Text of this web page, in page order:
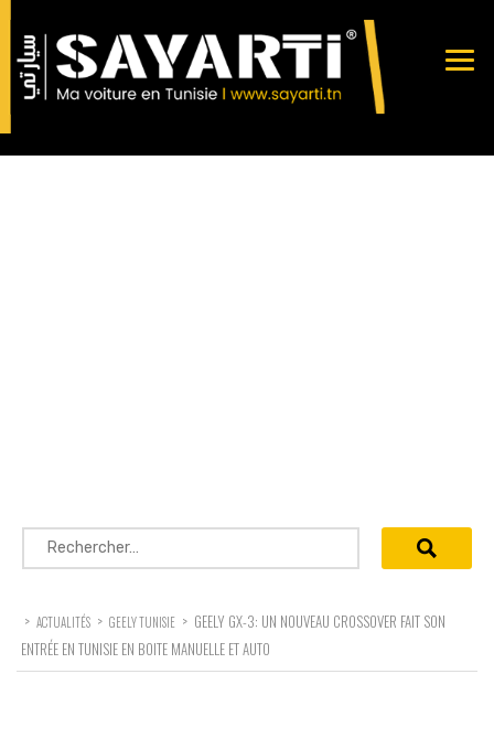
Rechercher :
> ACTUALITÉS > GEELY TUNISIE > GEELY GX-3: UN NOUVEAU CROSSOVER FAIT SON
ENTRÉE EN TUNISIE EN BOITE MANUELLE ET AUTO